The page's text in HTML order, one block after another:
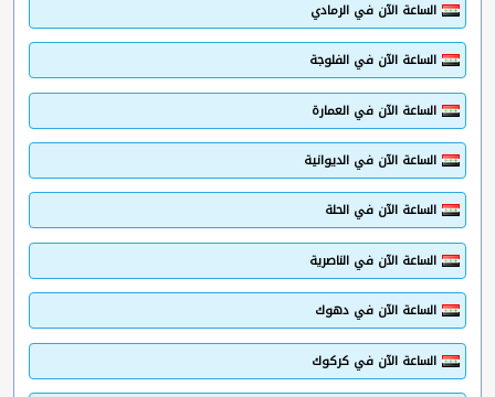
الساعة الآن في الرمادي
الساعة الآن في الفلوجة
الساعة الآن في العمارة
الساعة الآن في الديوانية
الساعة الآن في الحلة
الساعة الآن في الناصرية
الساعة الآن في دهوك
الساعة الآن في كركوك